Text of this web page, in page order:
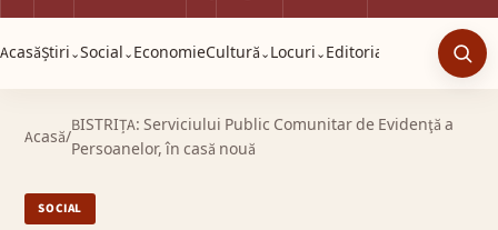
AcasăȘtiri ⌄Social ⌄ EconomieCultură ⌄ Locuri ⌄ Editorial
Acasă/
BISTRIȚA: Serviciului Public Comunitar de Evidenţă a
Persoanelor, în casă nouă
SOCIAL